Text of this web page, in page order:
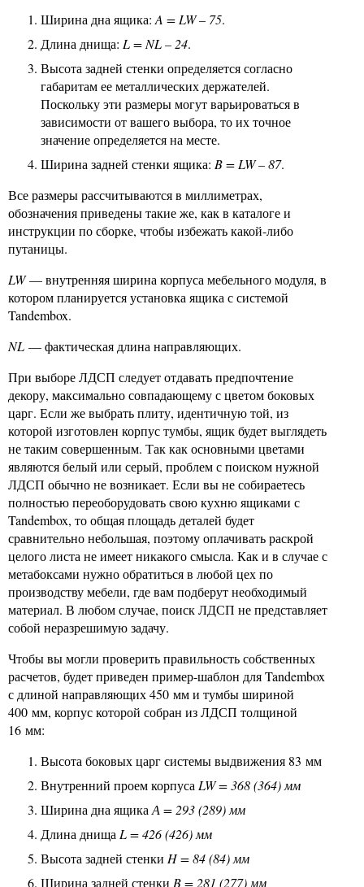
Ширина дна ящика: A = LW – 75.
Длина днища: L = NL – 24.
Высота задней стенки определяется согласно
габаритам ее металлических держателей.
Поскольку эти размеры могут варьироваться в
зависимости от вашего выбора, то их точное
значение определяется на месте.
Ширина задней стенки ящика: B = LW – 87.
Все размеры рассчитываются в миллиметрах,
обозначения приведены такие же, как в каталоге и
инструкции по сборке, чтобы избежать какой-либо
путаницы.
LW— внутренняя ширина корпуса мебельного модуля, в
котором планируется установка ящика с системой
Tandembox.
NL — фактическая длина направляющих.
При выборе ЛДСП следует отдавать предпочтение
декору, максимально совпадающему с цветом боковых
царг. Если же выбрать плиту, идентичную той, из
которой изготовлен корпус тумбы, ящик будет выглядеть
не таким совершенным. Так как основными цветами
являются белый или серый, проблем с поиском нужной
ЛДСП обычно не возникает. Если вы не собираетесь
полностью переоборудовать свою кухню ящиками с
Tandembox, то общая площадь деталей будет
сравнительно небольшая, поэтому оплачивать раскрой
целого листа не имеет никакого смысла. Как и в случае с
метабоксами нужно обратиться в любой цех по
производству мебели, где вам подберут необходимый
материал. В любом случае, поиск ЛДСП не представляет
собой неразрешимую задачу.
Чтобы вы могли проверить правильность собственных
расчетов, будет приведен пример-шаблон для Tandembox
с длиной направляющих 450 мм и тумбы шириной
400 мм, корпус которой собран из ЛДСП толщиной
16 мм:
Высота боковых царг системы выдвижения 83 мм
Внутренний проем корпуса LW = 368 (364) мм
Ширина дна ящика А = 293 (289) мм
Длина днища L = 426 (426) мм
Высота задней стенки H = 84 (84) мм
Ширина задней стенки B = 281 (277) мм